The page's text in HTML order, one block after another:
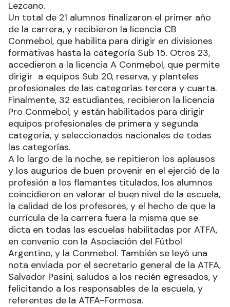
Lezcano.
Un total de 21 alumnos finalizaron el primer año
de la carrera, y recibieron la licencia CB
Conmebol, que habilita para dirigir en divisiones
formativas hasta la categoría Sub 15. Otros 23,
accedieron a la licencia A Conmebol, que permite
dirigir a equipos Sub 20, reserva, y planteles
profesionales de las categorías tercera y cuarta.
Finalmente, 32 estudiantes, recibieron la licencia
Pro Conmebol, y están habilitados para dirigir
equipos profesionales de primera y segunda
categoría, y seleccionados nacionales de todas
las categorías.
A lo largo de la noche, se repitieron los aplausos
y los augurios de buen provenir en el ejerció de la
profesión a los flamantes titulados, los alumnos
coincidieron en valorar el buen nivel de la escuela,
la calidad de los profesores, y el hecho de que la
currícula de la carrera fuera la misma que se
dicta en todas las escuelas habilitadas por ATFA,
en convenio con la Asociación del Fútbol
Argentino, y la Conmebol. También se leyó una
nota enviada por el secretario general de la ATFA,
Salvador Pasini, saludos a los recién egresados, y
felicitando a los responsables de la escuela, y
referentes de la ATFA-Formosa.